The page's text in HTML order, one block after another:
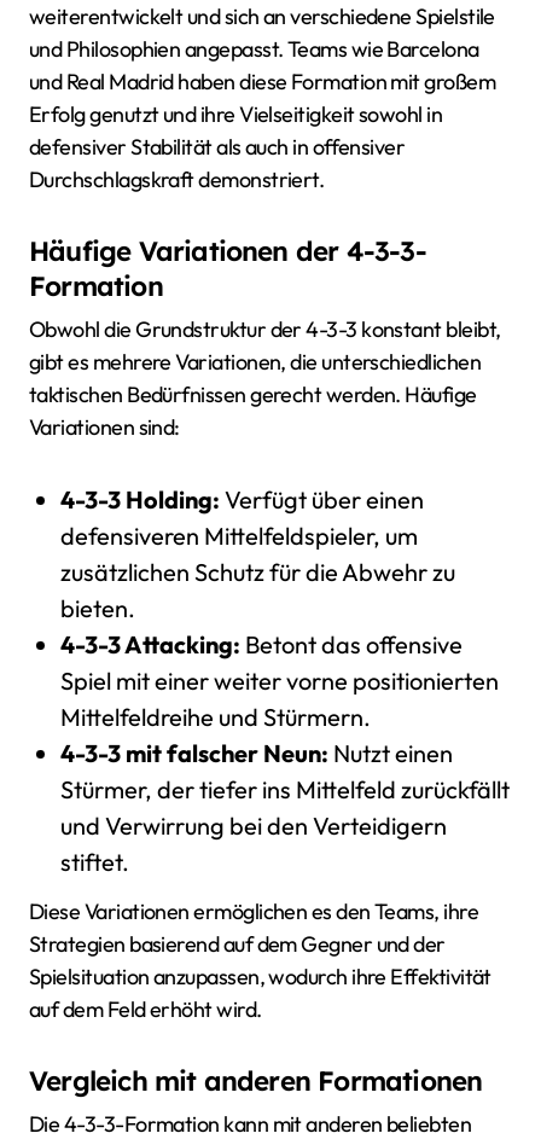
weiterentwickelt und sich an verschiedene Spielstile
und Philosophien angepasst. Teams wie Barcelona
und Real Madrid haben diese Formation mit großem
Erfolg genutzt und ihre Vielseitigkeit sowohl in
defensiver Stabilität als auch in offensiver
Durchschlagskraft demonstriert.
Häufige Variationen der 4-3-3-
Formation
Obwohl die Grundstruktur der 4-3-3 konstant bleibt,
gibt es mehrere Variationen, die unterschiedlichen
taktischen Bedürfnissen gerecht werden. Häufige
Variationen sind:
4-3-3 Holding: Verfügt über einen
defensiveren Mittelfeldspieler, um
zusätzlichen Schutz für die Abwehr zu
bieten.
4-3-3 Attacking: Betont das offensive
Spiel mit einer weiter vorne positionierten
Mittelfeldreihe und Stürmern.
4-3-3 mit falscher Neun: Nutzt einen
Stürmer, der tiefer ins Mittelfeld zurückfällt
und Verwirrung bei den Verteidigern
stiftet.
Diese Variationen ermöglichen es den Teams, ihre
Strategien basierend auf dem Gegner und der
Spielsituation anzupassen, wodurch ihre Effektivität
auf dem Feld erhöht wird.
Vergleich mit anderen Formationen
Die 4-3-3-Formation kann mit anderen beliebten